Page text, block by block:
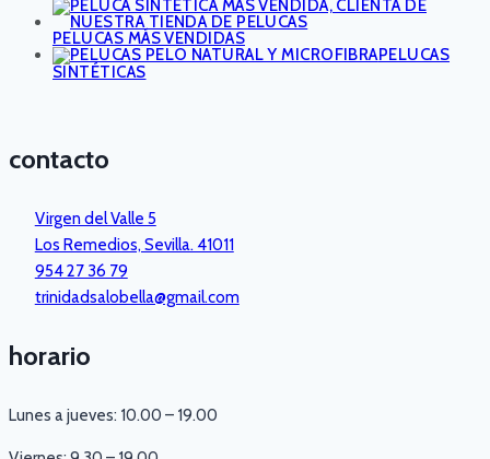
PELUCAS MÁS VENDIDAS
PELUCAS
SINTÉTICAS
contacto
Virgen del Valle 5
Los Remedios, Sevilla. 41011
954 27 36 79
trinidadsalobella@gmail.com
horario
Lunes a jueves: 10.00 – 19.00